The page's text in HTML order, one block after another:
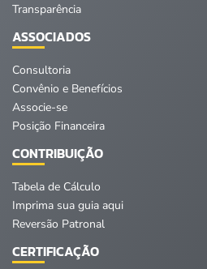
Transparência
ASSOCIADOS
Consultoria
Convênio e Benefícios
Associe-se
Posição Financeira
CONTRIBUIÇÃO
Tabela de Cálculo
Imprima sua guia aqui
Reversão Patronal
CERTIFICAÇÃO